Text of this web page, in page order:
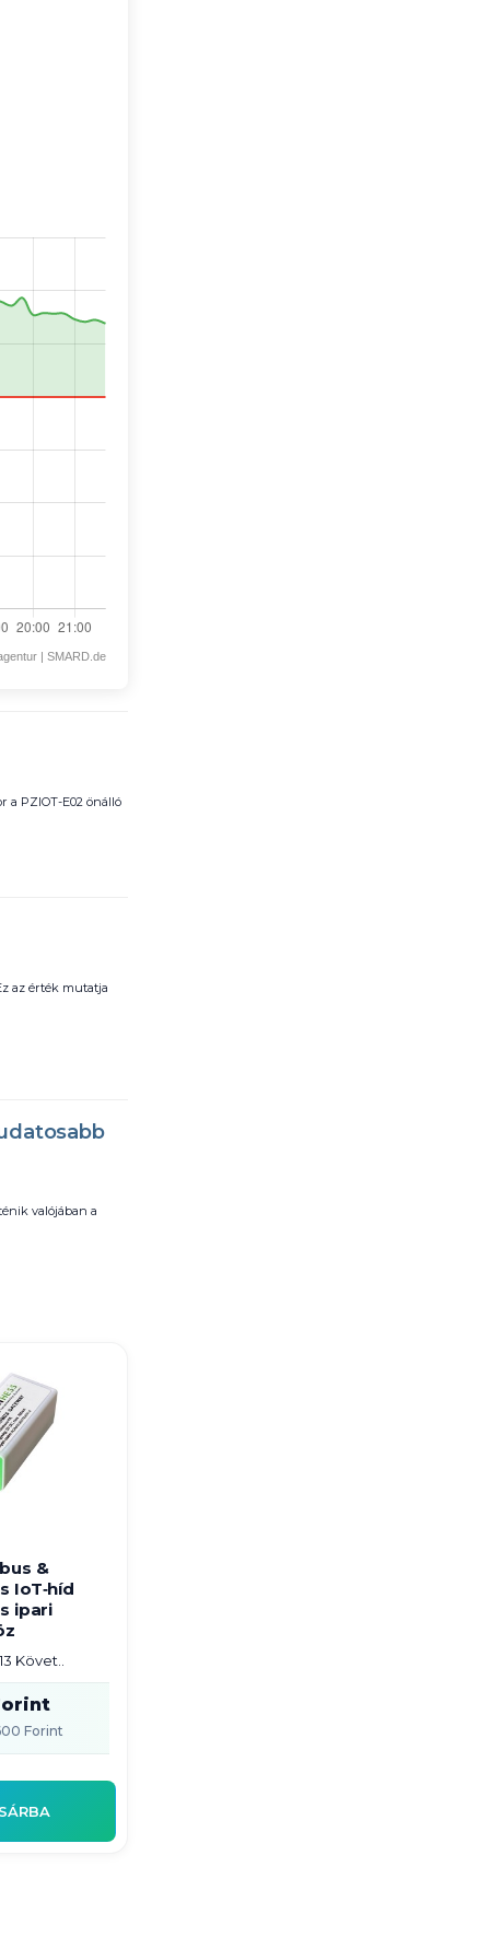
| SMARD.de
a PZIOT-E02 önálló
az érték mutatja
valójában a
&
IoT‑híd
ipari
Követ..
Forint